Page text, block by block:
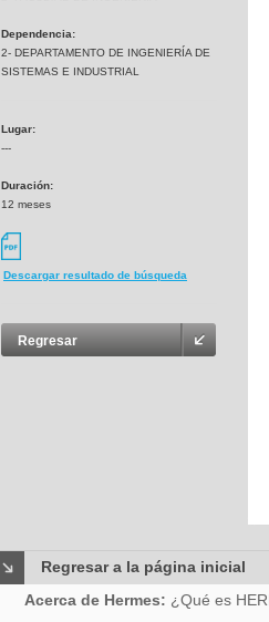
Dependencia:
2- DEPARTAMENTO DE INGENIERÍA DE
SISTEMAS E INDUSTRIAL
Lugar:
---
Duración:
12 meses
Descargar resultado de búsqueda
Regresar
Regresar a la página inicial
Acerca de Hermes: ¿Qué es